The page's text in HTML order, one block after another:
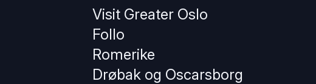
Visit Greater Oslo
Follo
Romerike
Drøbak og Oscarsborg